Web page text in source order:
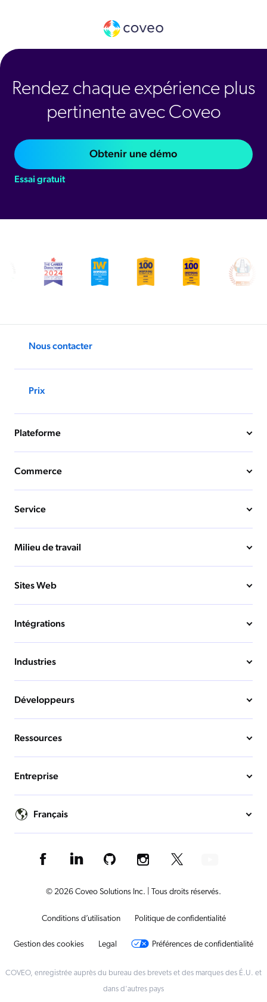
Rendez chaque expérience plus
pertinente avec Coveo
Obtenir une démo
Essai gratuit
Nous contacter
Prix
Plateforme
Commerce
Service
Milieu de travail
Sites Web
Intégrations
Industries
Développeurs
Ressources
Entreprise
Français
© 2026 Coveo Solutions Inc. | Tous droits réservés.
Conditions d’utilisation Politique de confidentialité
Gestion des cookies Legal Préférences de confidentialité
COVEO, enregistrée auprès du bureau des brevets et des marques des É.U. et
dans d'autres pays